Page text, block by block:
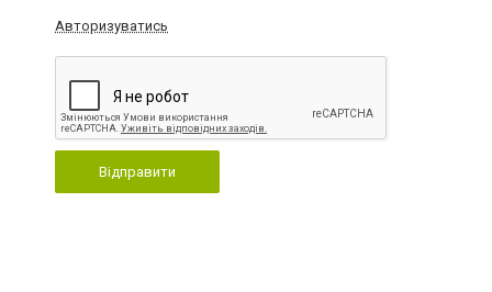
Авторизуватись
Відправити